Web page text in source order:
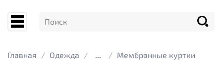
Главная Одежда ... Мембранные куртки